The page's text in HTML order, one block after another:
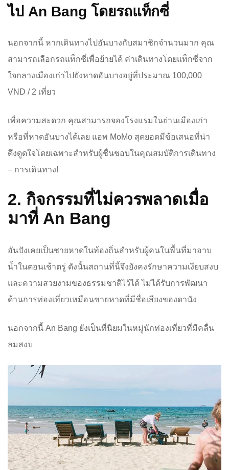
ไป An Bang โดยรถแท็กซี่
นอกจากนี้ หากเดินทางไปอันบางกับสมาชิกจำนวนมาก คุณ
สามารถเลือกรถแท็กซี่เพื่อย้ายได้ ค่าเดินทางโดยแท็กซี่จาก
ใจกลางเมืองเก่าไปยังหาดอันบางอยู่ที่ประมาณ 100,000
VND / 2 เที่ยว
เพื่อความสะดวก คุณสามารถจองโรงแรมในย่านเมืองเก่า
หรือที่หาดอันบางได้เลย แอพ MoMo สุดยอดมีข้อเสนอที่น่า
ดึงดูดใจโดยเฉพาะสำหรับผู้ชื่นชอบในคุณสมบัติการเดินทาง
– การเดินทาง!
2. กิจกรรมที่ไม่ควรพลาดเมื่อ
มาที่ An Bang
อันปังเคยเป็นชายหาดในท้องถิ่นสำหรับผู้คนในพื้นที่มาอาบ
น้ำในตอนเช้าตรู่ ดังนั้นสถานที่นี้จึงยังคงรักษาความเงียบสงบ
และความสวยงามของธรรมชาติไว้ได้ ไม่ได้รับการพัฒนา
ด้านการท่องเที่ยวเหมือนชายหาดที่มีชื่อเสียงของดานัง
นอกจากนี้ An Bang ยังเป็นที่นิยมในหมู่นักท่องเที่ยวที่มีคลื่น
ลมสงบ